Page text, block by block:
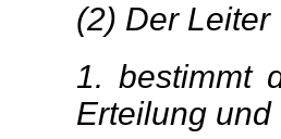
(2) Der Leiter
1. bestimmt
Erteilung